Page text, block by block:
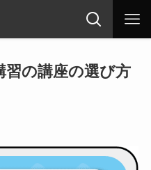
習の講座の選び方